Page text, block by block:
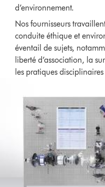
d’environnement.
Nos fournisseurs
conduite éthique et
éventail de sujets,
liberté d’association, la
les pratiques